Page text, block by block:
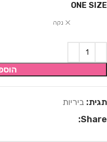
ONE SIZE
נקה
תגית: ביריות
Share: